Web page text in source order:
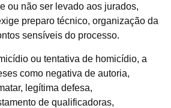
ou não ser levado aos jurados,
preparo técnico, organização da
sensíveis do processo.
ou tentativa de homicídio, a
como negativa de autoria,
legítima defesa,
de qualificadoras,